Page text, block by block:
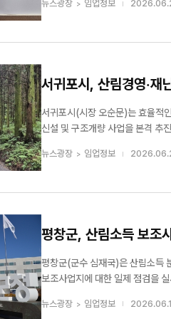
뉴스광장 임업정보
서귀포시, 산림경영·재
서귀포시(시장 오순문)는 효율적
신설 및 구조개량 사업을 본격 추진한다고 밝혔다. 임도는 조림과 숲가꾸기 등 각종
휴양을 위한 이용 편의 증진에도
뉴스광장 임업정보
평창군, 산림소득 보조
평창군(군수 심재국)은 산림소득
보조사업지에 대한 일제 점검을 실시한다고 밝혔다. 이번 점검은 2019년부터
기반 조성사업 등
뉴스광장 임업정보